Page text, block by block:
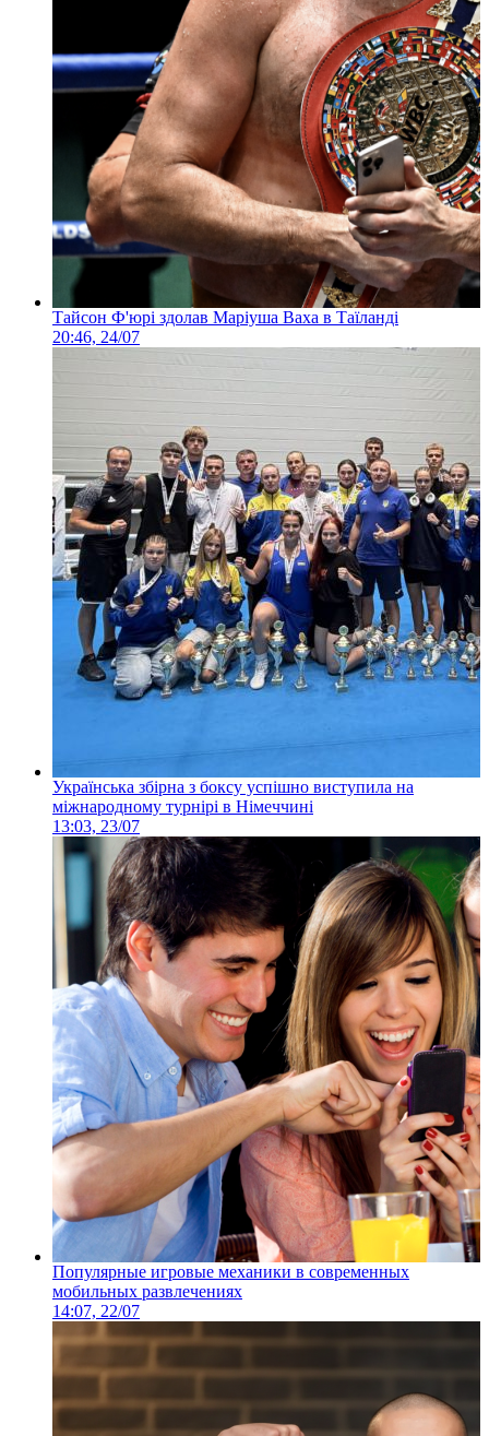
Тайсон Ф'юрі здолав Маріуша Ваха в Таїланді
20:46, 24/07
Українська збірна з боксу успішно виступила на
міжнародному турнірі в Німеччині
13:03, 23/07
Популярные игровые механики в современных
мобильных развлечениях
14:07, 22/07